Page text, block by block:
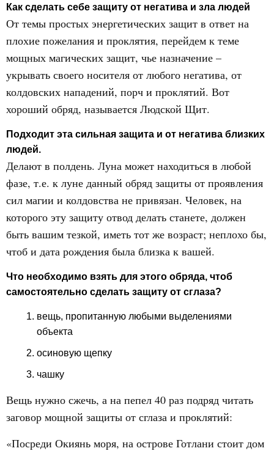
Как сделать себе защиту от негатива и зла людей
От темы простых энергетических защит в ответ на
плохие пожелания и проклятия, перейдем к теме
мощных магических защит, чье назначение –
укрывать своего носителя от любого негатива, от
колдовских нападений, порч и проклятий. Вот
хороший обряд, называется Людской Щит.
Подходит эта сильная защита и от негатива близких
людей.
Делают в полдень. Луна может находиться в любой
фазе, т.е. к луне данный обряд защиты от проявления
сил магии и колдовства не привязан. Человек, на
которого эту защиту отвод делать станете, должен
быть вашим тезкой, иметь тот же возраст; неплохо бы,
чтоб и дата рождения была близка к вашей.
Что необходимо взять для этого обряда, чтоб
самостоятельно сделать защиту от сглаза?
вещь, пропитанную любыми выделениями
объекта
осиновую щепку
чашку
Вещь нужно сжечь, а на пепел 40 раз подряд читать
заговор мощной защиты от сглаза и проклятий:
«Посреди Окиянь моря, на острове Готлани стоит дом